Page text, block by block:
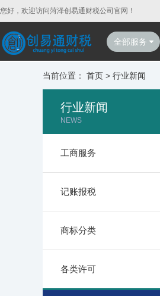
您好，欢迎访问菏泽创易通财税公司官网！
全部服务
当前位置： 首页 > 行业新闻
行业新闻
NEWS
工商服务
记账报税
商标分类
各类许可